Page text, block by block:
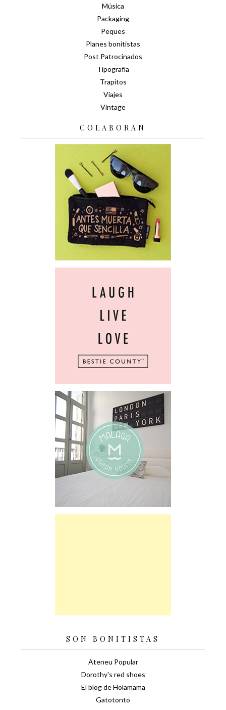
Música
Packaging
Peques
Planes bonitistas
Post Patrocinados
Tipografía
Trapitos
Viajes
Vintage
COLABORAN
SON BONITISTAS
Ateneu Popular
Dorothy's red shoes
El blog de Holamama
Gatotonto